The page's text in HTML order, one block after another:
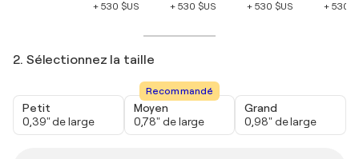
+ 530 $US
+ 530 $US
+ 530 $US
+ 530
2. Sélectionnez la taille
Petit
0,39" de large
Recommandé
Moyen
0,78" de large
Grand
0,98" de large